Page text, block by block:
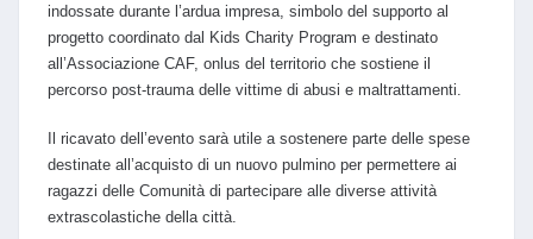
indossate durante l’ardua impresa, simbolo del supporto al
progetto coordinato dal Kids Charity Program e destinato
all’Associazione CAF, onlus del territorio che sostiene il
percorso post-trauma delle vittime di abusi e maltrattamenti.
Il ricavato dell’evento sarà utile a sostenere parte delle spese
destinate all’acquisto di un nuovo pulmino per permettere ai
ragazzi delle Comunità di partecipare alle diverse attività
extrascolastiche della città.